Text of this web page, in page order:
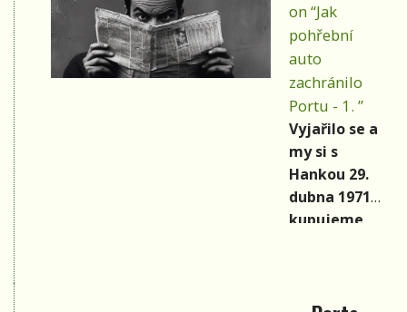
on “Jak
pohřební
auto
zachránilo
Portu - 1. ”
Vyjařilo se a
my si s
Hankou 29.
dubna 1971
kupujeme